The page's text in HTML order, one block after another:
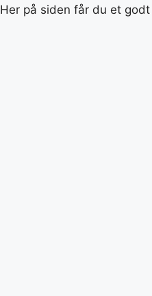
på siden får du et